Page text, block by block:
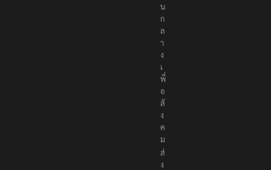
น
ก
ล
า
ง
เ
พื่
อ
สั
ง
ค
ม
ส่
ง